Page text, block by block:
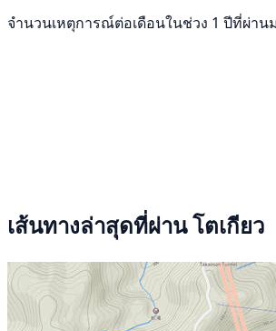
จำนวนเหตุการณ์ต่อเดือนในช่วง 1 ปีที่ผ่าน
เส้นทางล่าสุดที่ผ่าน โตเกียว